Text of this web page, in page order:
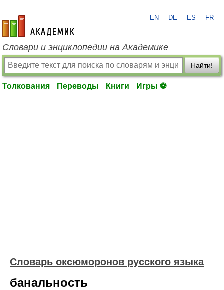
academic.ru
EN DE ES FR
Словари и энциклопедии на Академике
Найти!
Толкования Переводы Книги Игры ⚽
Словарь оксюморонов русского языка
банальность